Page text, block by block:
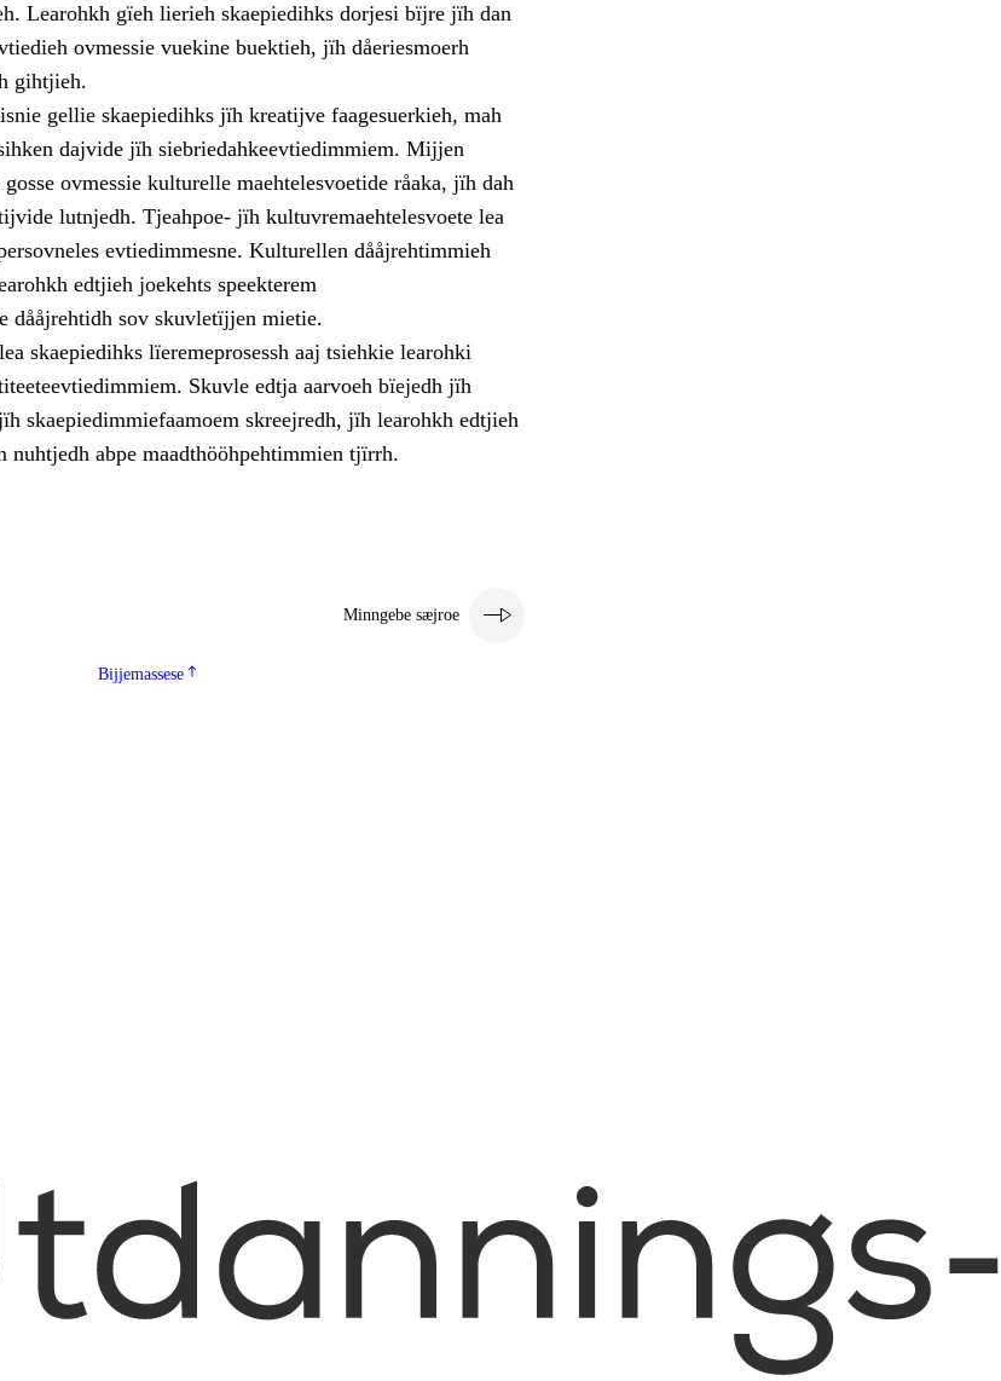
Learohkh gïeh lierieh skaepiedihks dorjesi bïjre jïh dan
ovmessie vuekine buektieh, jïh dåeriesmoerh
gihtjieh.
gellie skaepiedihks jïh kreatijve faagesuerkieh, mah
dajvide jïh siebriedahkeevtiedimmiem. Mijjen
ovmessie kulturelle maehtelesvoetide råaka, jïh dah
lutnjedh. Tjeahpoe- jïh kultuvremaehtelesvoete lea
evtiedimmesne. Kulturellen dååjrehtimmieh
edtjieh joekehts speekterem
dååjrehtidh sov skuvletïjjen mietie.
skaepiedihks lïeremeprosessh aaj tsiehkie learohki
Skuvle edtja aarvoeh bïejedh jïh
skaepiedimmiefaamoem skreejredh, jïh learohkh edtjieh
nuhtjedh abpe maadthööhpehtimmien tjïrrh.
Minngebe sæjroe
Bijjemassese